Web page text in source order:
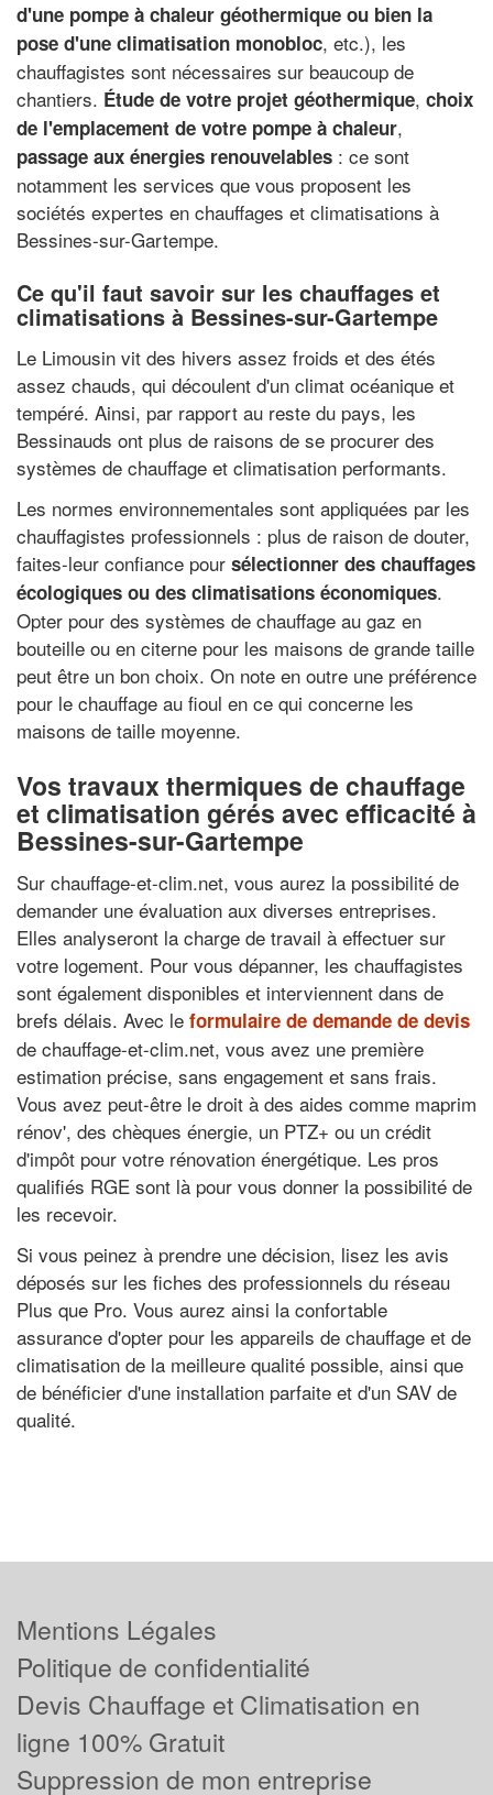
d'une pompe à chaleur géothermique ou bien la
pose d'une climatisation monobloc, etc.), les
chauffagistes sont nécessaires sur beaucoup de
chantiers. Étude de votre projet géothermique, choix
de l'emplacement de votre pompe à chaleur,
passage aux énergies renouvelables : ce sont
notamment les services que vous proposent les
sociétés expertes en chauffages et climatisations à
Bessines-sur-Gartempe.
Ce qu'il faut savoir sur les chauffages et
climatisations à Bessines-sur-Gartempe
Le Limousin vit des hivers assez froids et des étés
assez chauds, qui découlent d'un climat océanique et
tempéré. Ainsi, par rapport au reste du pays, les
Bessinauds ont plus de raisons de se procurer des
systèmes de chauffage et climatisation performants.
Les normes environnementales sont appliquées par les
chauffagistes professionnels : plus de raison de douter,
faites-leur confiance pour sélectionner des chauffages
écologiques ou des climatisations économiques.
Opter pour des systèmes de chauffage au gaz en
bouteille ou en citerne pour les maisons de grande taille
peut être un bon choix. On note en outre une préférence
pour le chauffage au fioul en ce qui concerne les
maisons de taille moyenne.
Vos travaux thermiques de chauffage
et climatisation gérés avec efficacité à
Bessines-sur-Gartempe
Sur chauffage-et-clim.net, vous aurez la possibilité de
demander une évaluation aux diverses entreprises.
Elles analyseront la charge de travail à effectuer sur
votre logement. Pour vous dépanner, les chauffagistes
sont également disponibles et interviennent dans de
brefs délais. Avec le formulaire de demande de devis
de chauffage-et-clim.net, vous avez une première
estimation précise, sans engagement et sans frais.
Vous avez peut-être le droit à des aides comme maprim
rénov', des chèques énergie, un PTZ+ ou un crédit
d'impôt pour votre rénovation énergétique. Les pros
qualifiés RGE sont là pour vous donner la possibilité de
les recevoir.
Si vous peinez à prendre une décision, lisez les avis
déposés sur les fiches des professionnels du réseau
Plus que Pro. Vous aurez ainsi la confortable
assurance d'opter pour les appareils de chauffage et de
climatisation de la meilleure qualité possible, ainsi que
de bénéficier d'une installation parfaite et d'un SAV de
qualité.
Mentions Légales
Politique de confidentialité
Devis Chauffage et Climatisation en
ligne 100% Gratuit
Suppression de mon entreprise